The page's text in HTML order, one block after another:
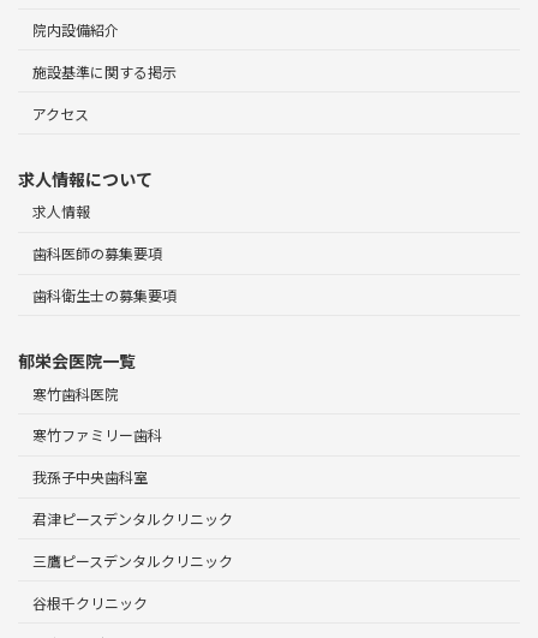
院内設備紹介
施設基準に関する掲示
アクセス
求人情報について
求人情報
歯科医師の募集要項
歯科衛生士の募集要項
郁栄会医院一覧
寒竹歯科医院
寒竹ファミリー歯科
我孫子中央歯科室
君津ピースデンタルクリニック
三鷹ピースデンタルクリニック
谷根千クリニック